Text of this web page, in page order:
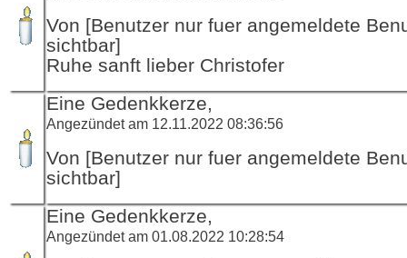
Von [Benutzer nur fuer angemeldete
sichtbar]
Ruhe sanft lieber Christofer
Eine Gedenkkerze,
Angezündet am 12.11.2022 08:36:56
Von [Benutzer nur fuer angemeldete
sichtbar]
Eine Gedenkkerze,
Angezündet am 01.08.2022 10:28:54